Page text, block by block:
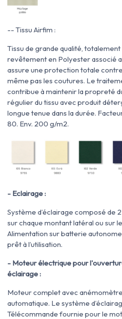
-- Tissu Airfim :
Tissu de grande qualité,
revêtement en Polyester associé
assure une protection totale
même pas les coutures. Le
contribue à maintenir la propreté
régulier du tissu avec produit
longue tenue dans la durée.
80. Env. 200 g/m2.
- Eclairage :
Système d’éclairage composé de
sur chaque montant latéral ou sur
Alimentation sur batterie
prêt à l’utilisation.
- Moteur électrique pour
éclairage :
Moteur complet avec
automatique. Le système
Télécommande fournie pour le